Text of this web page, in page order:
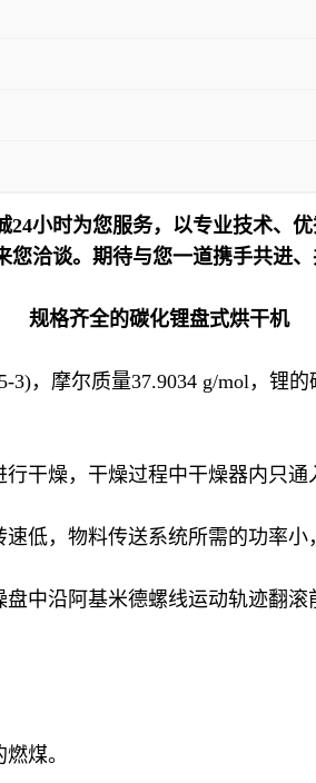
小时为您服务，以专业技术、
洽谈。期待与您一道携手共进、
规格齐全的碳化锂盘式烘干机
，摩尔质量37.9034 g/mol，锂
干燥，干燥过程中干燥器内只
低，物料传送系统所需的功率
中沿阿基米德螺线运动轨迹翻
煤。